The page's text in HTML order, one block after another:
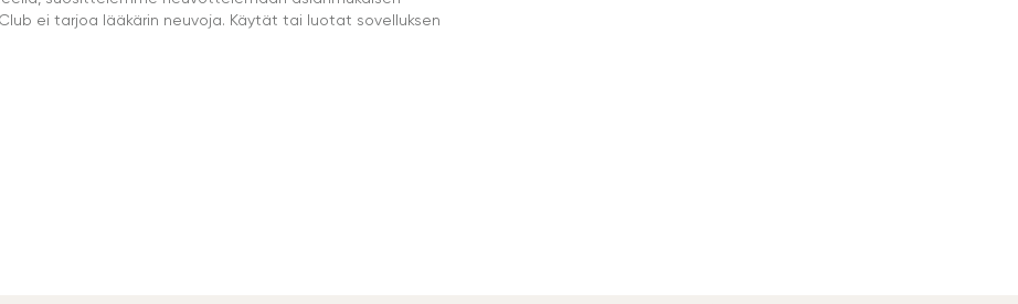
ei tarjoa lääkärin neuvoja. Käytät tai luotat sovelluksen